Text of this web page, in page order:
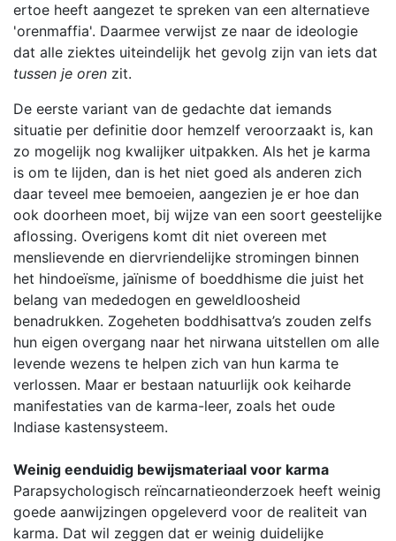
ertoe heeft aangezet te spreken van een alternatieve
'orenmaffia'. Daarmee verwijst ze naar de ideologie
dat alle ziektes uiteindelijk het gevolg zijn van iets dat
tussen je oren zit.
De eerste variant van de gedachte dat iemands
situatie per definitie door hemzelf veroorzaakt is, kan
zo mogelijk nog kwalijker uitpakken. Als het je karma
is om te lijden, dan is het niet goed als anderen zich
daar teveel mee bemoeien, aangezien je er hoe dan
ook doorheen moet, bij wijze van een soort geestelijke
aflossing. Overigens komt dit niet overeen met
menslievende en diervriendelijke stromingen binnen
het hindoeïsme, jaïnisme of boeddhisme die juist het
belang van mededogen en geweldloosheid
benadrukken. Zogeheten boddhisattva’s zouden zelfs
hun eigen overgang naar het nirwana uitstellen om alle
levende wezens te helpen zich van hun karma te
verlossen. Maar er bestaan natuurlijk ook keiharde
manifestaties van de karma-leer, zoals het oude
Indiase kastensysteem.
Weinig eenduidig bewijsmateriaal voor karma
Parapsychologisch reïncarnatieonderzoek heeft weinig
goede aanwijzingen opgeleverd voor de realiteit van
karma. Dat wil zeggen dat er weinig duidelijke